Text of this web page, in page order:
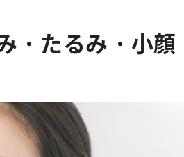
・たるみ・小顔